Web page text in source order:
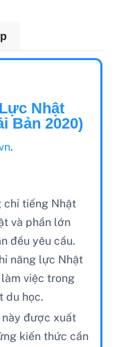
Nhật
Bản 2020)
.
chỉ tiếng Nhật
và phần lớn
đều yêu cầu.
năng lực Nhật
việc trong
du học.
này được xuất
kiến thức cần